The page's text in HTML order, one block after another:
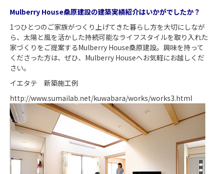
Mulberry House桑原建設の建築実績紹介はいかがでしたか？
1つひとつのご家族がつくり上げてきた暮らし方を大切にしなが
ら、太陽と風を活かした持続可能なライフスタイルを取り入れた
家づくりをご提案するMulberry House桑原建設。興味を持って
くださった方は、ぜひ、Mulberry Houseへお気軽にお越しくだ
さい。
イエタテ 新築施工例
http://www.sumailab.net/kuwabara/works/works3.html